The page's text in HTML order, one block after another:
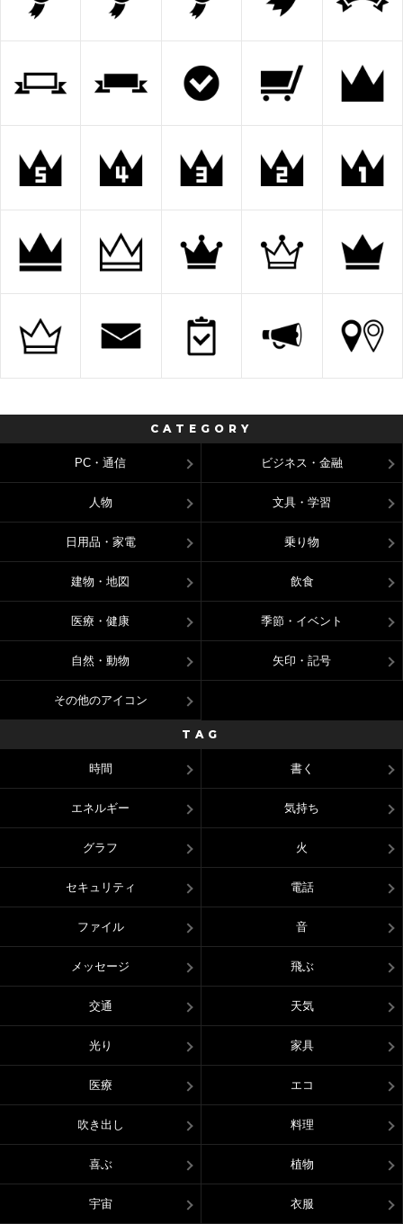
CATEGORY
PC・通信 ビジネス・金融
人物 文具・学習
日用品・家電 乗り物
建物・地図 飲食
医療・健康 季節・イベント
自然・動物 矢印・記号
その他のアイコン
TAG
時間 書く
エネルギー 気持ち
グラフ 火
セキュリティ 電話
ファイル 音
メッセージ 飛ぶ
交通 天気
光り 家具
医療 エコ
吹き出し 料理
喜ぶ 植物
宇宙 衣服